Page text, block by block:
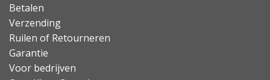
Betalen
Verzending
Ruilen of Retourneren
Garantie
Voor bedrijven